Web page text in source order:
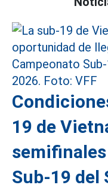
19 de
Sub-19 del